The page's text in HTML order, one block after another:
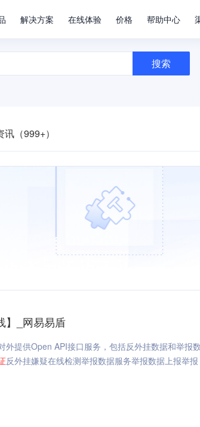
解决方案 在线体验 价格 帮助中心
搜索
（999+）
】_网易易盾
外提供Open API接口服务，包括反外挂数据和举报数
反外挂嫌疑在线检测举报数据服务举报数据上报举报